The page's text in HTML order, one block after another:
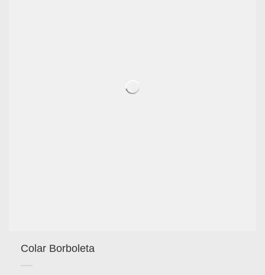
Colar Borboleta